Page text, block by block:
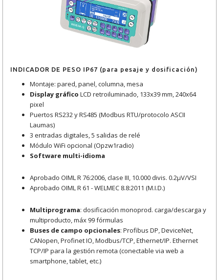
INDICADOR DE PESO IP67 (para pesaje y dosificación)
Montaje: pared, panel, columna, mesa
Display gráfico LCD retroiluminado, 133x39 mm, 240x64
pixel
Puertos RS232 y RS485 (Modbus RTU/protocolo ASCII
Laumas)
3 entradas digitales, 5 salidas de relé
Módulo WiFi opcional (Opzw1radio)
Software multi-idioma
Aprobado OIML R 76:2006, clase III, 10.000 divis. 0.2μV/VSI
Aprobado OIML R 61 - WELMEC 8.8:2011 (M.I.D.)
Multiprograma: dosificación monoprod. carga/descarga y
multiproducto, máx 99 fórmulas
Buses de campo opcionales: Profibus DP, DeviceNet,
CANopen, Profinet IO, Modbus/TCP, Ethernet/IP. Ethernet
TCP/IP para la gestión remota (conectable via web a
smartphone, tablet, etc.)